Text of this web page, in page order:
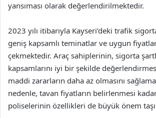
yansıması olarak değerlendirilmektedir.
2023 yılı itibarıyla Kayseri’deki trafik
geniş kapsamlı teminatlar ve uygun
çekmektedir. Araç sahiplerinin, sigorta
kapsamlarını iyi bir şekilde
maddi zararların daha az olmasını
nedenle, tavan fiyatların belirlenmesi
poliselerinin özellikleri de büyük önem